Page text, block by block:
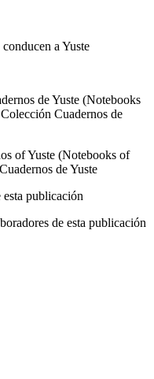
a Yuste
de Yuste (Notebooks
Cuadernos de
of Yuste (Notebooks of
de Yuste
esta publicación
de esta publicación